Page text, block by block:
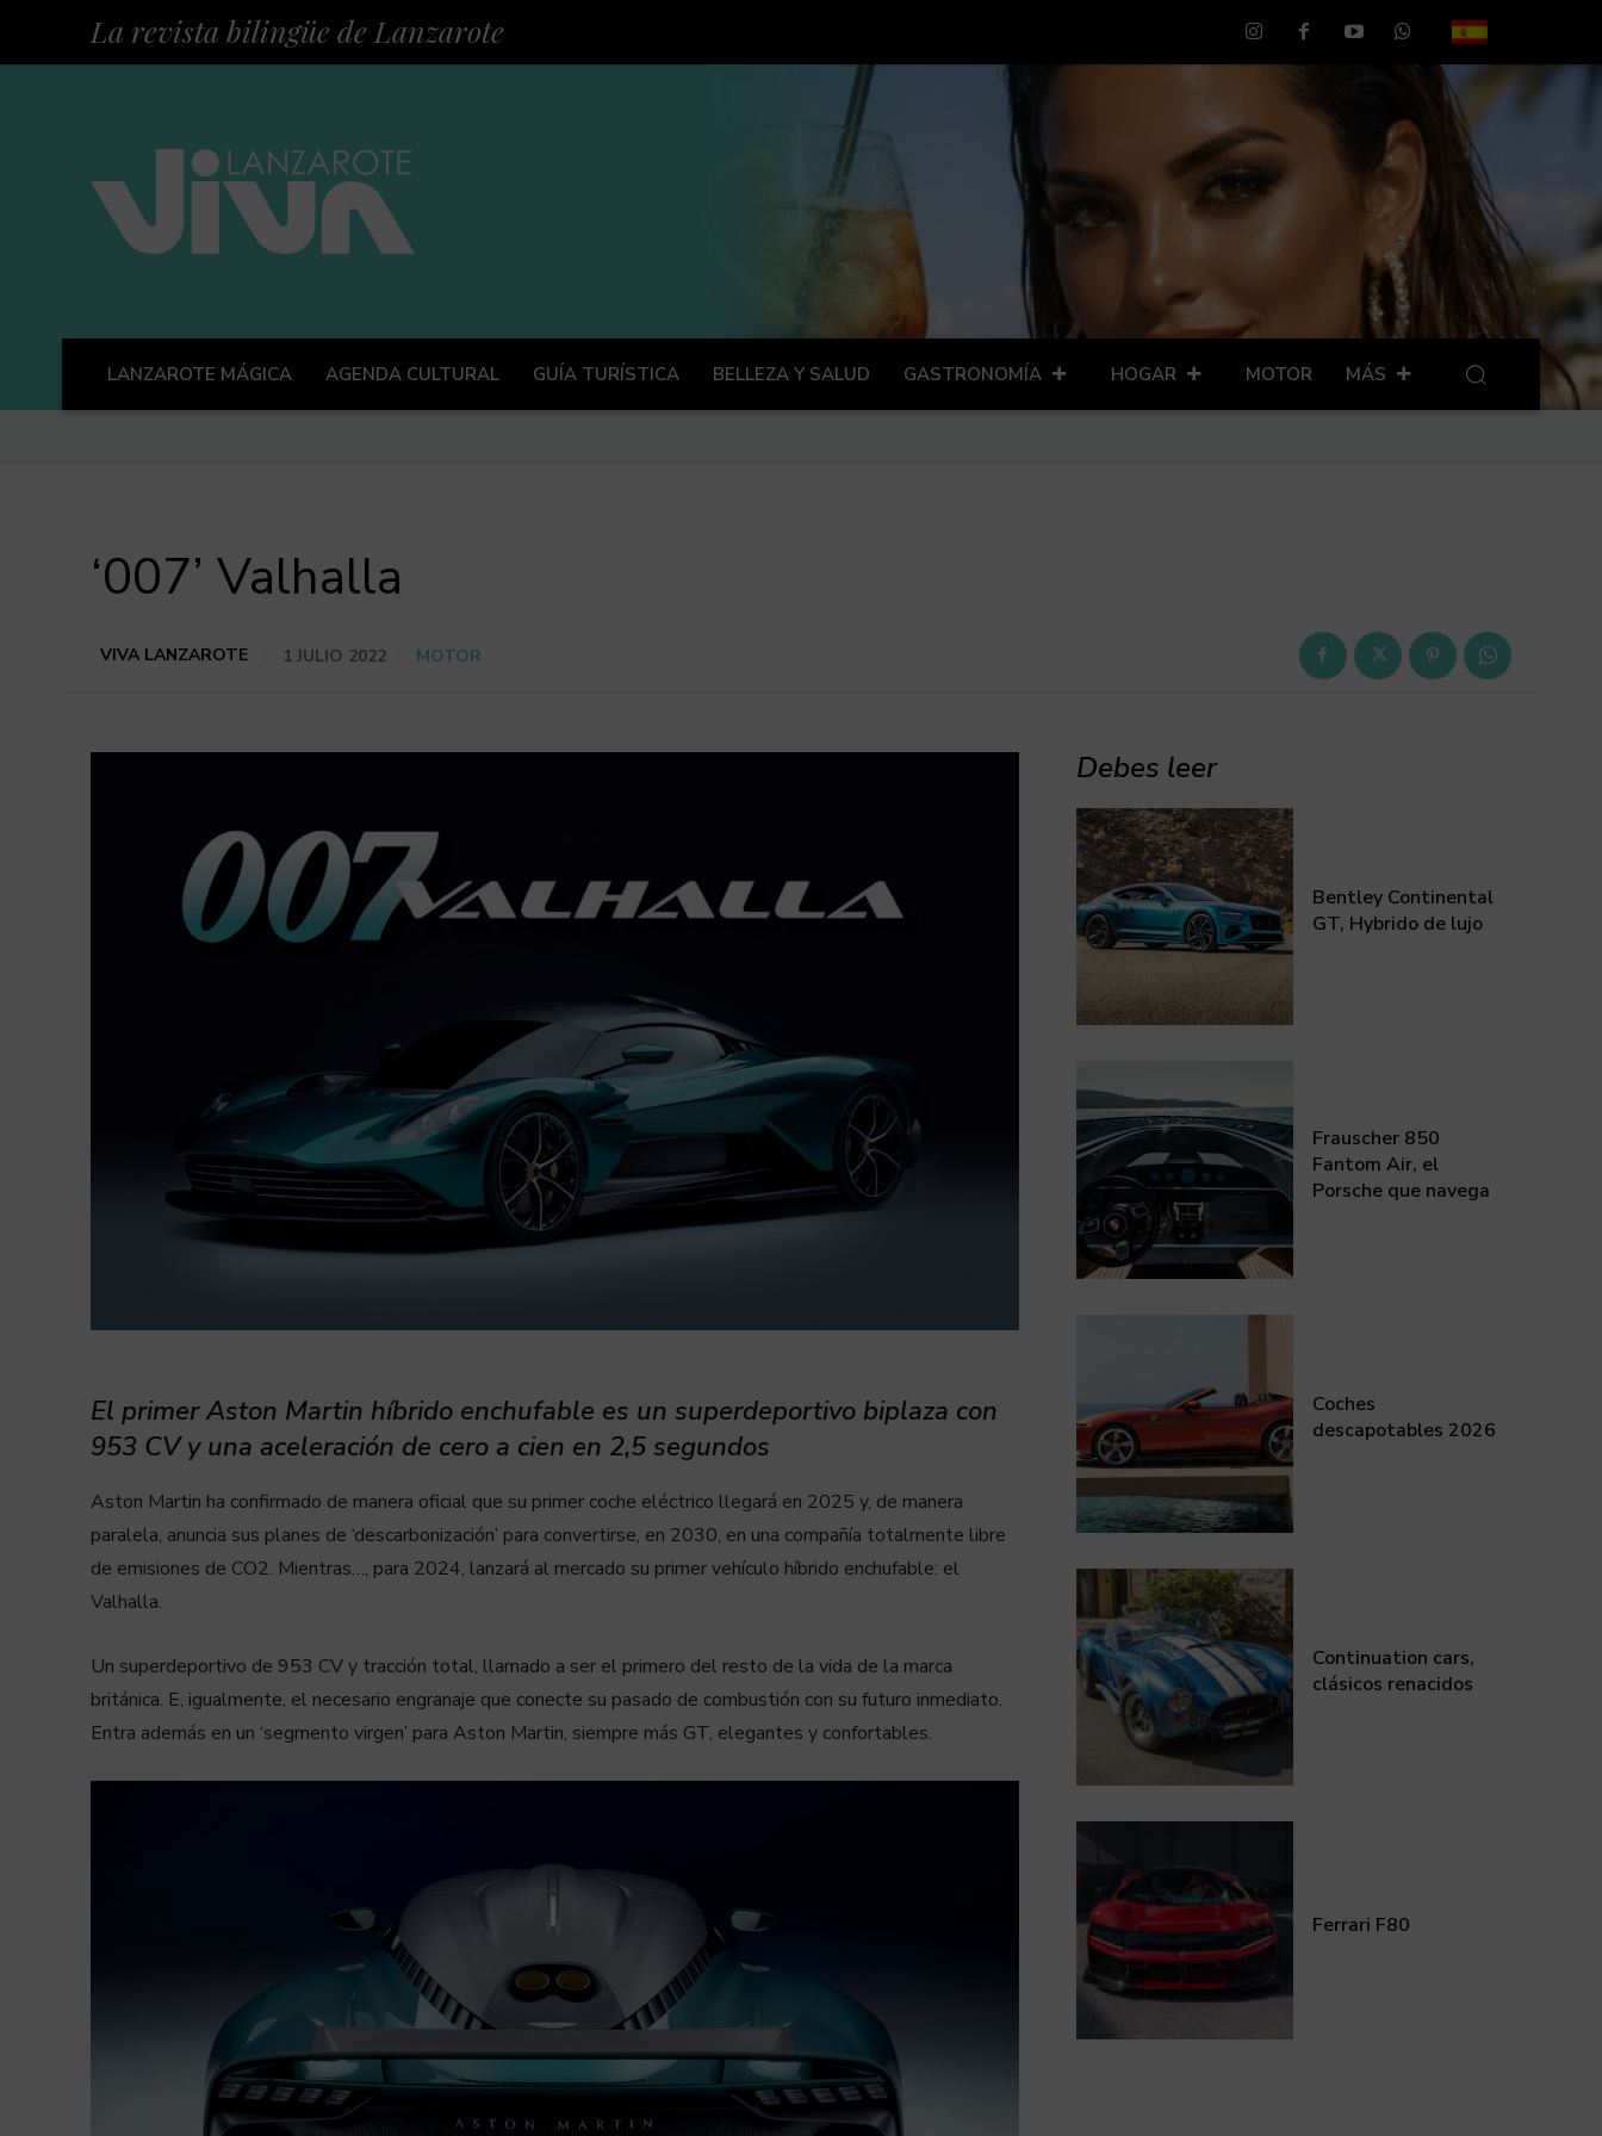
La revista bilingüe de Lanzarote
LANZAROTE MÁGICA AGENDA CULTURAL GUÍA TURÍSTICA BELLEZA Y SALUD GASTRONOMÍA HOGAR MOTOR MÁS
‘007’ Valhalla
VIVA LANZAROTE 1 JULIO 2022 MOTOR
El primer Aston Martin híbrido enchufable es un superdeportivo biplaza con
953 CV y una aceleración de cero a cien en 2,5 segundos
Aston Martin ha confirmado de manera oficial que su primer coche eléctrico llegará en 2025 y, de manera
paralela, anuncia sus planes de ‘descarbonización’ para convertirse, en 2030, en una compañía totalmente libre
de emisiones de CO2. Mientras…, para 2024, lanzará al mercado su primer vehículo híbrido enchufable: el
Valhalla.
Un superdeportivo de 953 CV y tracción total, llamado a ser el primero del resto de la vida de la marca
británica. E, igualmente, el necesario engranaje que conecte su pasado de combustión con su futuro inmediato.
Entra además en un ‘segmento virgen’ para Aston Martin, siempre más GT, elegantes y confortables.
Debes leer
Bentley Continental
GT, Hybrido de lujo
Frauscher 850
Fantom Air, el
Porsche que navega
Coches
descapotables 2026
Continuation cars,
clásicos renacidos
Ferrari F80